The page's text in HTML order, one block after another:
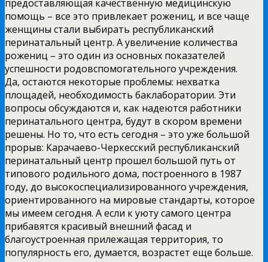
предоставляющая качественную медицинскую
помощь – все это привлекает рожениц, и все чаще
женщины стали выбирать республиканский
перинатальный центр. А увеличение количества
рожениц – это один из основных показателей
успешности родовспомогательного учреждения.
Да, остаются некоторые проблемы: нехватка
площадей, необходимость баклаборатории. Эти
вопросы обсуждаются и, как надеются работники
перинатального центра, будут в скором времени
решены. Но то, что есть сегодня – это уже большой
прорыв: Карачаево-Черкесский республиканский
перинатальный центр прошел большой путь от
типового родильного дома, построенного в 1987
году, до высокоспециализированного учреждения,
ориентированного на мировые стандарты, которое
мы имеем сегодня. А если к уюту самого центра
прибавятся красивый внешний фасад и
благоустроенная прилежащая территория, то
популярность его, думается, возрастет еще больше.